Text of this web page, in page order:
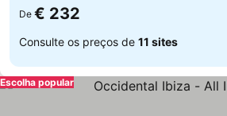
De € 232
Consulte os preços de 11 sites
Escolha popular